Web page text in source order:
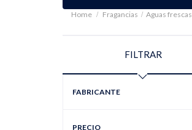
Home Fragancias Aguas frescas
FILTRAR
FABRICANTE
PRECIO